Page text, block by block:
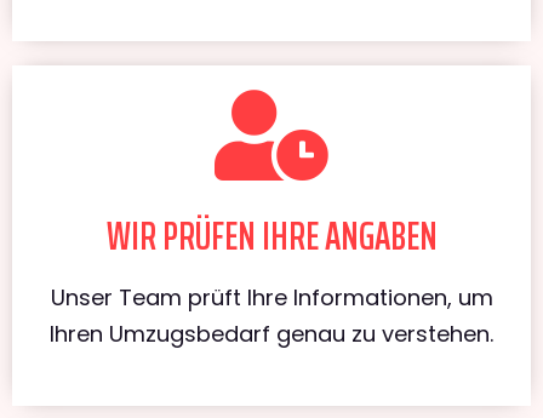
WIR PRÜFEN IHRE ANGABEN
Unser Team prüft Ihre Informationen, um
Ihren Umzugsbedarf genau zu verstehen.